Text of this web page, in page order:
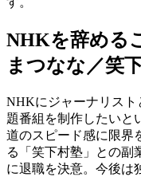
NHKを辞める
まつなな／笑
NHKにジャーナリスト
題番組を制作したいと
道のスピード感に限界
る「笑下村塾」との副
に退職を決意。今後は